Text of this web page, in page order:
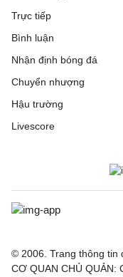
Trực tiếp
Bình luận
Nhận định bóng đá
Chuyển nhượng
Hậu trường
Livescore
© 2006. Trang thông tin
CƠ QUAN CHỦ QUẢN: